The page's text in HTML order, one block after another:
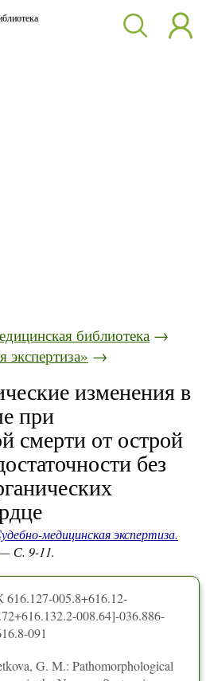
библиотека →
экспертиза» →
изменения в
при
смерти от острой
без
медицинская экспертиза.
С. 9-11.
005.8+616.12-
008.64]-036.886-
091
G. M.: Pathomorphological